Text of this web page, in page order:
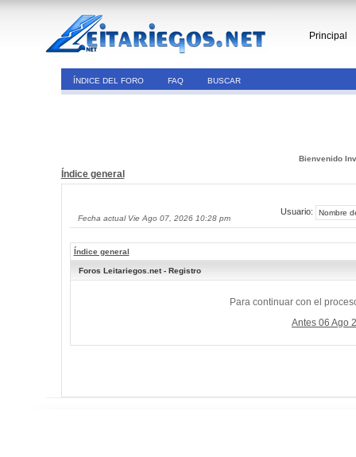
Principal
ÍNDICE DEL FORO FAQ BUSCAR
Bienvenido
Índice general
Fecha actual Vie Ago 07, 2026 10:28 pm
Usuario:
Índice general
Foros Leitariegos.net - Registro
Para continuar con el
Antes 06 Ago